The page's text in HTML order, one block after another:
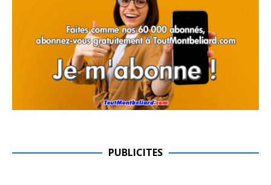
PUBLICITES